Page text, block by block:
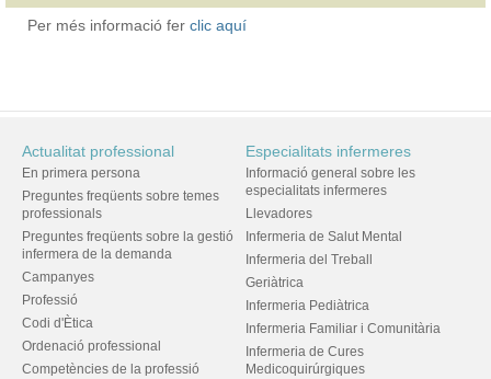
Per més informació fer clic aquí
Actualitat professional
En primera persona
Preguntes freqüents sobre temes
professionals
Preguntes freqüents sobre la gestió
infermera de la demanda
Campanyes
Professió
Codi d'Ètica
Ordenació professional
Competències de la professió
Especialitats infermeres
Informació general sobre les
especialitats infermeres
Llevadores
Infermeria de Salut Mental
Infermeria del Treball
Geriàtrica
Infermeria Pediàtrica
Infermeria Familiar i Comunitària
Infermeria de Cures
Medicoquirúrgiques